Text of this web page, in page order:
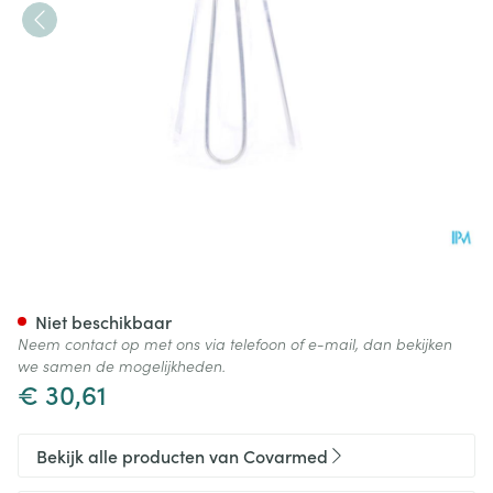
€ 30,61
Niet beschikbaar
Neem contact op met ons via telefoon of e-mail, dan bekijken
we samen de mogelijkheden.
Bekijk alle producten van Covarmed